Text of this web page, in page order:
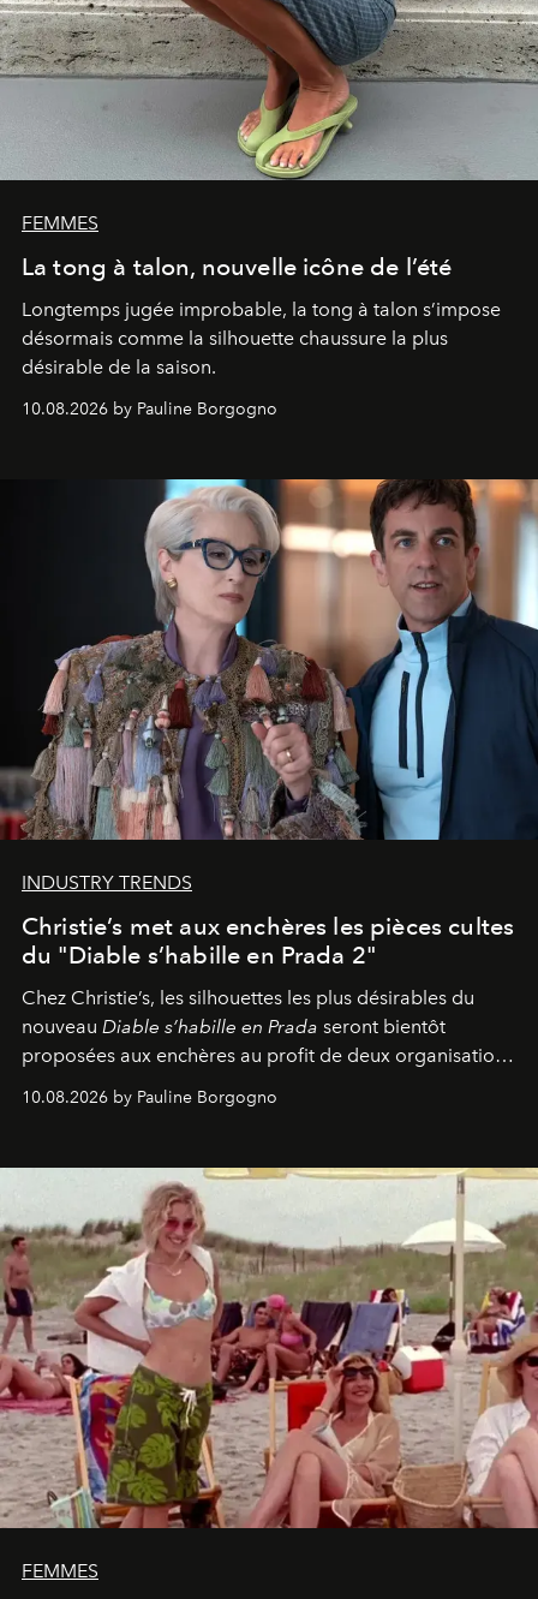
FEMMES
La tong à talon, nouvelle icône de l’été
Longtemps jugée improbable, la tong à talon s’impose
désormais comme la silhouette chaussure la plus
désirable de la saison.
10.08.2026 by Pauline Borgogno
INDUSTRY TRENDS
Christie’s met aux enchères les pièces cultes
du "Diable s’habille en Prada 2"
Chez Christie’s, les silhouettes les plus désirables du
nouveau Diable s’habille en Prada seront bientôt
proposées aux enchères au profit de deux organisations
engagées pour la presse et la mode.
10.08.2026 by Pauline Borgogno
FEMMES